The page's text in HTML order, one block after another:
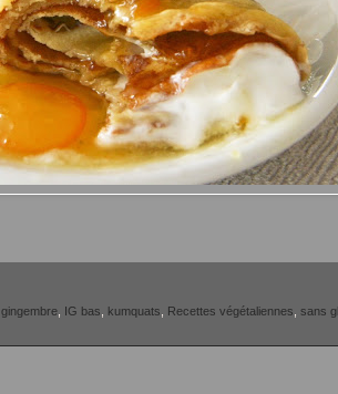
gingembre IG bas kumquats Recettes végétaliennes sans